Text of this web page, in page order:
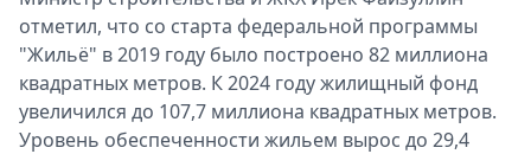
отметил, что со старта федеральной программы
"Жильё" в 2019 году было построено 82 миллиона
квадратных метров. К 2024 году жилищный фонд
увеличился до 107,7 миллиона квадратных метров.
Уровень обеспеченности жильем вырос до 29,4